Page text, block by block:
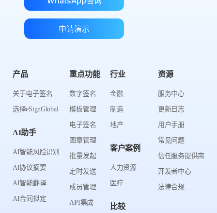
申请演示
产品
关于电子签名
选择eSignGlobal
AI助手
AI智能风险识别
AI协议摘要
AI智能翻译
AI合同拟定
重点功能
数字签名
模板管理
电子签名
图章管理
批量发起
定时发送
成员管理
API集成
行业
金融
制造
地产
客户案例
人力资源
医疗
比较
资源
服务中心
更新日志
用户手册
常见问题
信任服务提供商
开发者中心
法律合规